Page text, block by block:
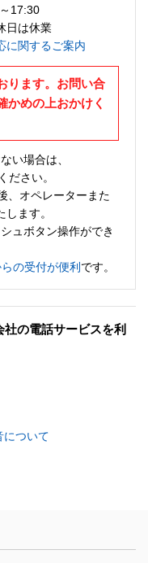
17:30
日は休業
に関するご案内
ります。お問い合
かめの上おかけく
い場合は、
ださい。
、オペレーターまた
ます。
ュボタン操作ができ
の受付が便利 です。
社の電話サービスを利
について